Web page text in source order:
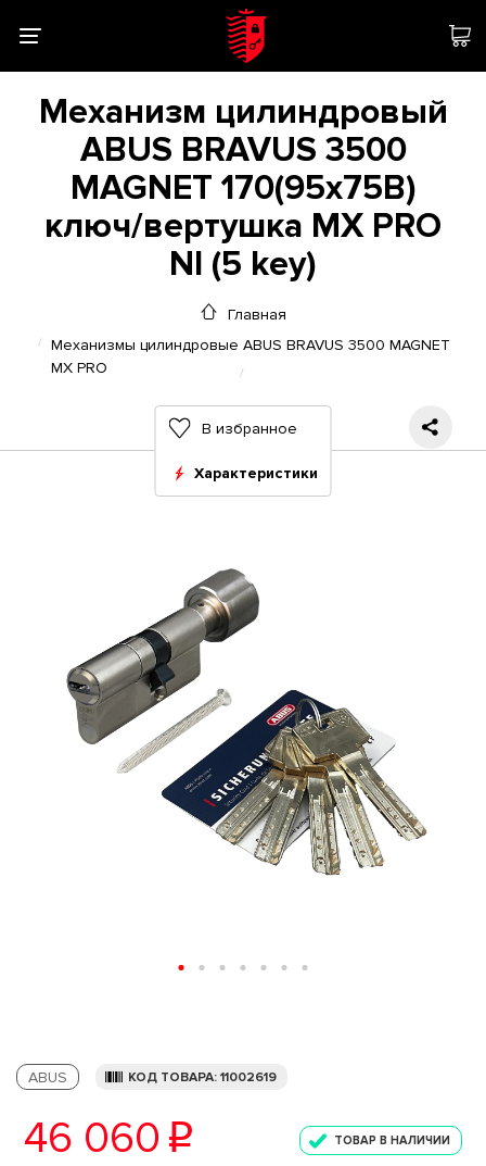
Механизм цилиндровый
ABUS BRAVUS 3500
MAGNET 170(95x75В)
ключ/вертушка MX PRO
NI (5 key)
Главная
Механизмы цилиндровые ABUS BRAVUS 3500 MAGNET
MX PRO
В избранное
Характеристики
ABUS КОД ТОВАРА: 11002619
46 060 p ТОВАР В НАЛИЧИИ